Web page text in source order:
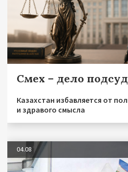
Смех – дело
Казахстан избавляется от
и здравого смысла
04.08